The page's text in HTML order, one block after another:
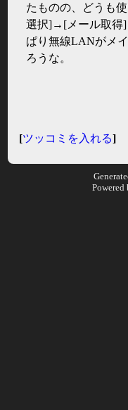
たものの、どうも
選択]→[メール取得]
ぱり無線LANがメ
ろうな。
[ツッコミを入れる]
Powered